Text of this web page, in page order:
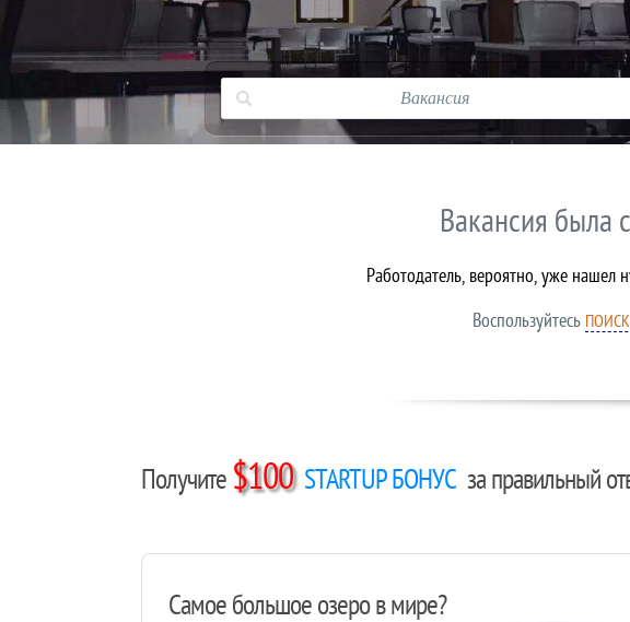
Вакансия была
Работодатель, вероятно, уже нашел
Воспользуйтесь
Получите $100 STARTUP БОНУС за правильный
Самое большое озеро в мире?